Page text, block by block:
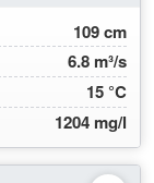
109 cm
6.8 m³/s
15 °C
1204 mg/l